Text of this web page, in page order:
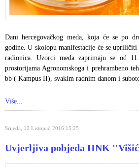
Dani hercegovačkog meda, koja će se po
godine. U skolopu manifestacije će se
radionica. Uzorci meda zaprimaju se od
prostorijama Agronomskoga i prehrambeno
bb ( Kampus II), svakim radnim danom i
Više...
Srijeda, 12 Listopad 2016 15:25
Uvjerljiva pobjeda HNK